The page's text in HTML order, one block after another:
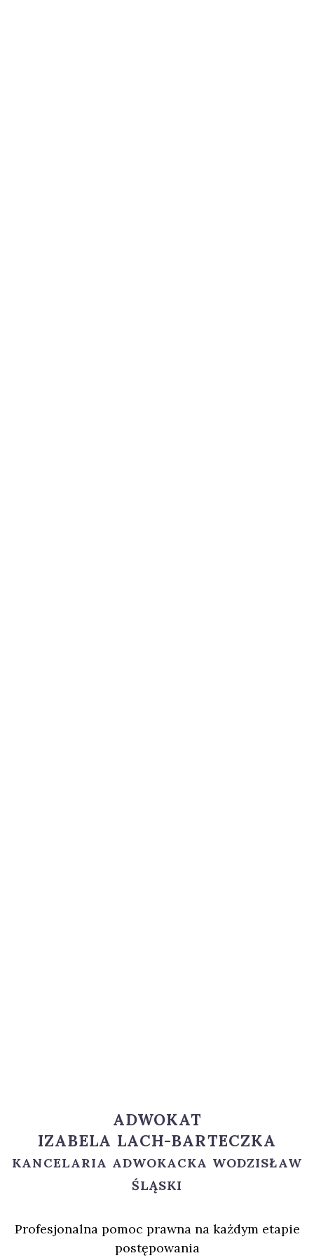
ADWOKAT
IZABELA LACH-BARTECZKA
KANCELARIA ADWOKACKA WODZISŁAW
ŚLĄSKI
Profesjonalna pomoc prawna na każdym etapie
postępowania